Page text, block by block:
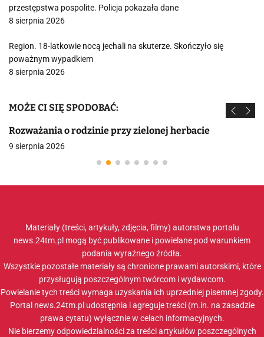
przestępstwa pospolite. Policja pokazała dane
8 sierpnia 2026
Region. 18-latkowie nocą jechali na skuterze. Skończyło się
poważnym wypadkiem
8 sierpnia 2026
MOŻE CI SIĘ SPODOBAĆ:
Rozważania o rodzinie przy zielonej herbacie
9 sierpnia 2026
Materiały (treści, artykuły, zdjęcia, filmy) autorstwa portalu
news.24tm.pl mogą być publikowane i powielane pod warunkiem
podania wyraźnego źródła.
Wszystkie pozostałe materiały są chronione prawami autorskimi, które
przysługują poszczególnym twórcom i wydawcom.
Powielanie tych treści wymaga uzyskania ich uprzedniej pisemnej zgody.
Portal news.24tm.pl udostępnia i agreguje treści (m.in. na zasadzie
prawa cytatu) wyłącznie w celach informacyjnych.
Nie bierzemy odpowiedzialności za treści artykułów poszczególnych